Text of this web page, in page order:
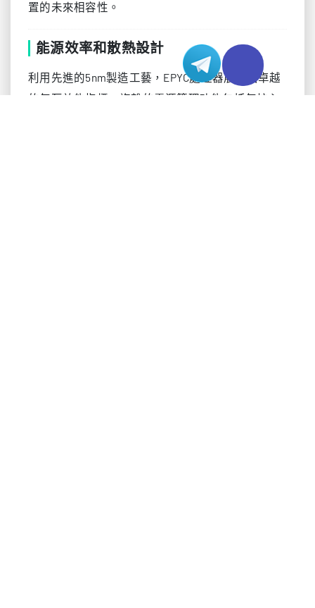
置的未來相容性。
能源效率和散熱設計
利用先進的5nm製造工藝，EPYC處理器展現出卓越
的每瓦效能指標。複雜的電源管理功能包括每核心